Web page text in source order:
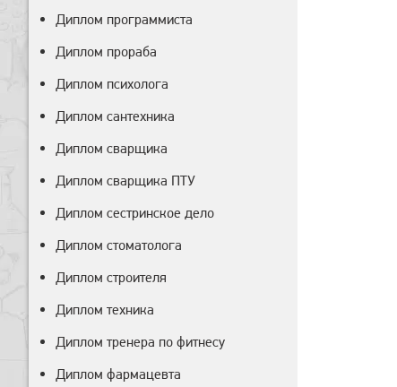
Диплом программиста
Диплом прораба
Диплом психолога
Диплом сантехника
Диплом сварщика
Диплом сварщика ПТУ
Диплом сестринское дело
Диплом стоматолога
Диплом строителя
Диплом техника
Диплом тренера по фитнесу
Диплом фармацевта